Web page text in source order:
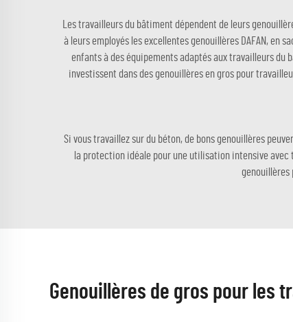
Les travailleurs du bâtiment dépendent de leurs
à leurs employés les excellentes genouillères DAFAN, en
enfants à des équipements adaptés aux travailleurs du
investissent dans des genouillères en gros pour
Si vous travaillez sur du béton, de bons genouillères
la protection idéale pour une utilisation intensive
genouillères
Genouillères de gros pour les